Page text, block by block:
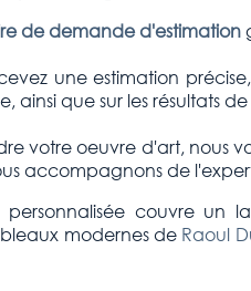
de demande d'estimation
une estimation
ainsi que sur les résultats
votre oeuvre d'art, nous
accompagnons de
personnalisée couvre un
modernes de Raoul